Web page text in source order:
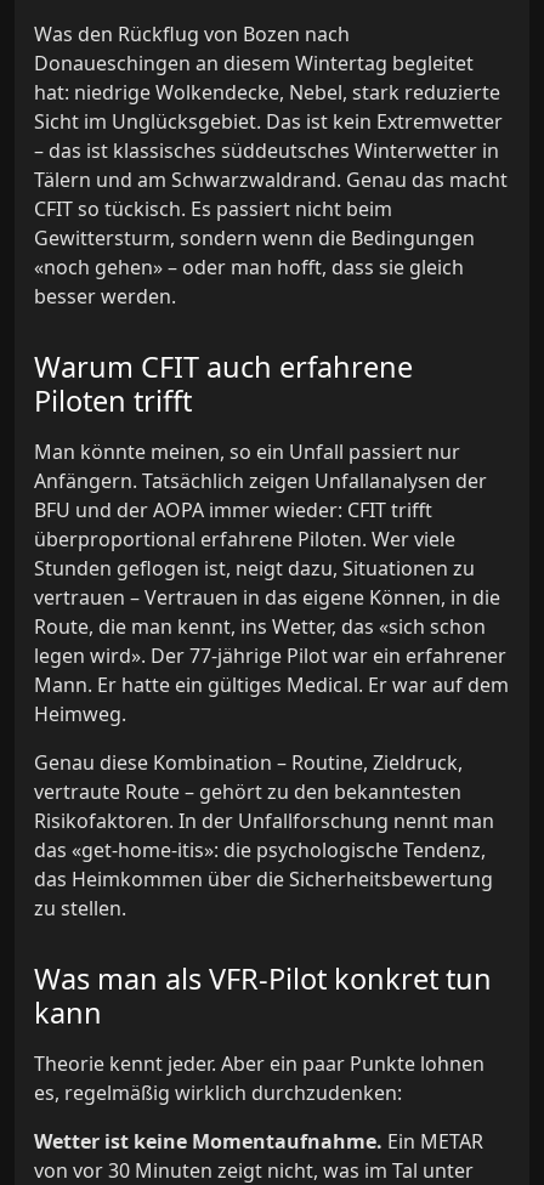
Was den Rückflug von Bozen nach
Donaueschingen an diesem Wintertag begleitet
hat: niedrige Wolkendecke, Nebel, stark reduzierte
Sicht im Unglücksgebiet. Das ist kein Extremwetter
– das ist klassisches süddeutsches Winterwetter in
Tälern und am Schwarzwaldrand. Genau das macht
CFIT so tückisch. Es passiert nicht beim
Gewittersturm, sondern wenn die Bedingungen
«noch gehen» – oder man hofft, dass sie gleich
besser werden.
Warum CFIT auch erfahrene
Piloten trifft
Man könnte meinen, so ein Unfall passiert nur
Anfängern. Tatsächlich zeigen Unfallanalysen der
BFU und der AOPA immer wieder: CFIT trifft
überproportional erfahrene Piloten. Wer viele
Stunden geflogen ist, neigt dazu, Situationen zu
vertrauen – Vertrauen in das eigene Können, in die
Route, die man kennt, ins Wetter, das «sich schon
legen wird». Der 77-jährige Pilot war ein erfahrener
Mann. Er hatte ein gültiges Medical. Er war auf dem
Heimweg.
Genau diese Kombination – Routine, Zieldruck,
vertraute Route – gehört zu den bekanntesten
Risikofaktoren. In der Unfallforschung nennt man
das «get-home-itis»: die psychologische Tendenz,
das Heimkommen über die Sicherheitsbewertung
zu stellen.
Was man als VFR-Pilot konkret tun
kann
Theorie kennt jeder. Aber ein paar Punkte lohnen
es, regelmäßig wirklich durchzudenken:
Wetter ist keine Momentaufnahme. Ein METAR
von vor 30 Minuten zeigt nicht, was im Tal unter